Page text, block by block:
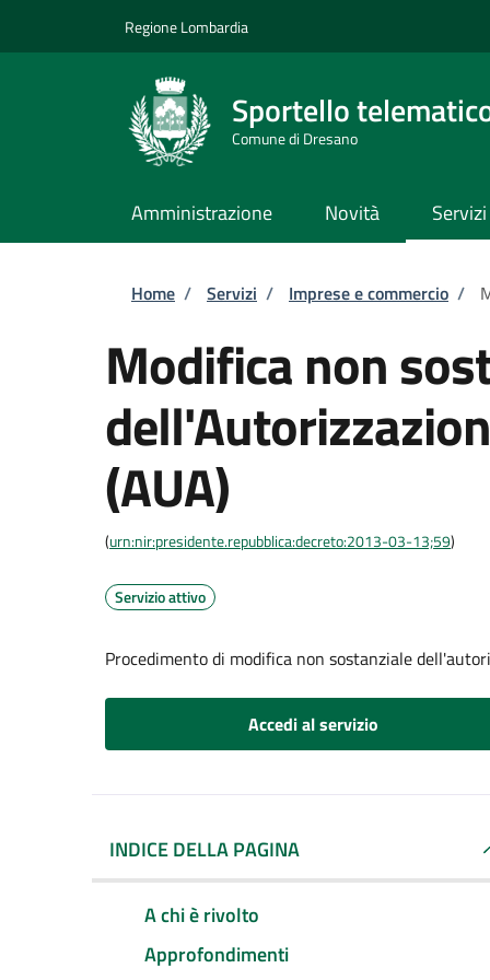
Regione Lombardia
Sportello
Comune di Dresano
Amministrazione Novità Servizi
Briciole di pane
Home / Servizi / Imprese e commercio /
Modifica non
(AUA)
(urn:nir:presidente.repubblica:decreto:2013-03-13;59)
Servizio attivo
Procedimento di modifica non sostanziale
Accedi al servizio
INDICE DELLA PAGINA
A chi è rivolto
Approfondimenti